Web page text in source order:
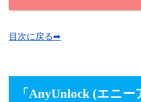
目次に戻る➡︎
「AnyUnlock (エニ